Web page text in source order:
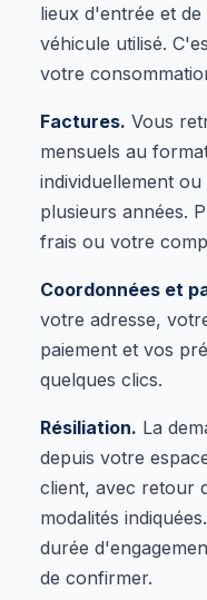
lieux d'entrée et
véhicule utilisé.
votre
Factures. Vous
mensuels au
individuellement
plusieurs années.
frais ou votre
Coordonnées et
votre adresse,
paiement et vos
quelques clics.
Résiliation. La
depuis votre
client, avec retour
modalités
durée
de confirmer.